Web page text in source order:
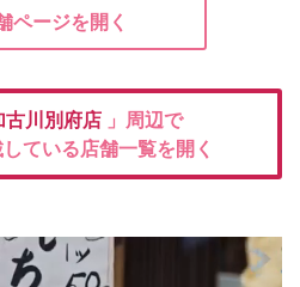
ページを開く
古川別府店 」周辺で
ている店舗一覧を開く